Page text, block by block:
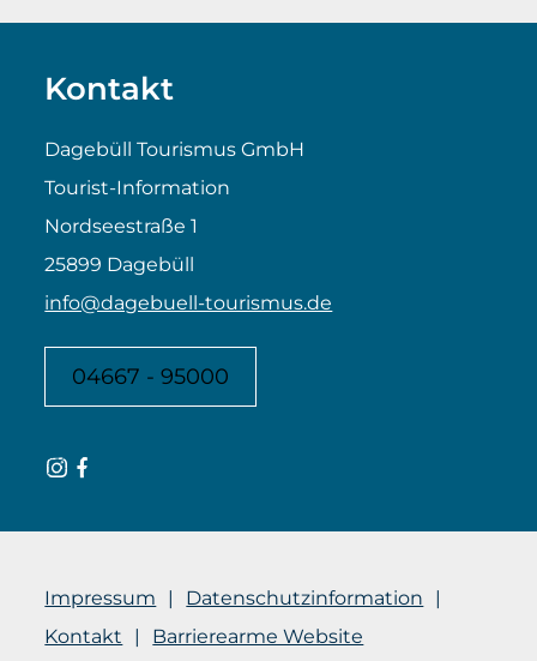
Kontakt
Dagebüll Tourismus GmbH
Tourist-Information
Nordseestraße 1
25899 Dagebüll
info@dagebuell-tourismus.de
04667 - 95000
Impressum
Datenschutzinformation
Kontakt
Barrierearme Website